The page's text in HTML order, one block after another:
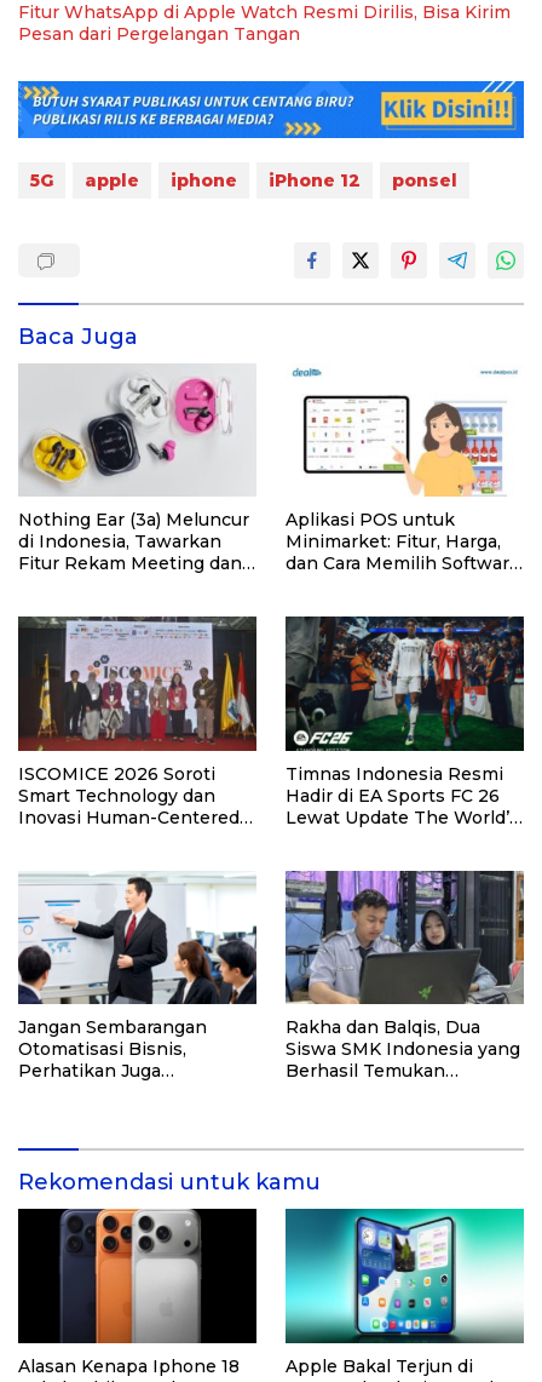
Fitur WhatsApp di Apple Watch Resmi Dirilis, Bisa Kirim
Pesan dari Pergelangan Tangan
5G apple iphone iPhone 12 ponsel
Baca Juga
Nothing Ear (3a) Meluncur
di Indonesia, Tawarkan
Fitur Rekam Meeting dan
Aplikasi POS untuk
Minimarket: Fitur, Harga,
dan Cara Memilih Software
ISCOMICE 2026 Soroti
Smart Technology dan
Inovasi Human-Centered
Timnas Indonesia Resmi
Hadir di EA Sports FC 26
Lewat Update The World’s
Jangan Sembarangan
Otomatisasi Bisnis,
Perhatikan Juga
Rakha dan Balqis, Dua
Siswa SMK Indonesia yang
Berhasil Temukan
Rekomendasi untuk kamu
Alasan Kenapa Iphone 18
Apple Bakal Terjun di